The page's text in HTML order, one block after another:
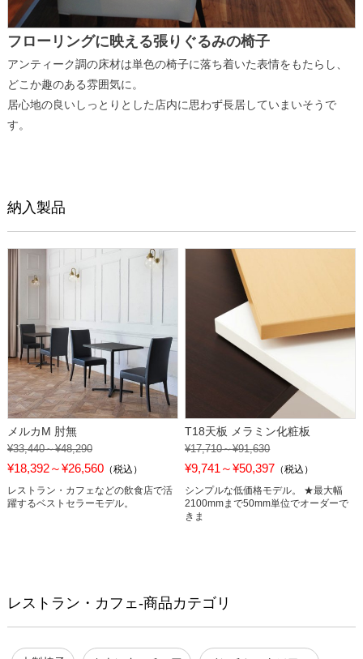
フローリングに映える張りぐるみの椅子
アンティーク調の床材は単色の椅子に落ち着いた表情をもたらし、
どこか趣のある雰囲気に。
居心地の良いしっとりとした店内に思わず長居していまいそうで
す。
納入製品
メルカM 肘無
¥33,440～¥48,290
¥18,392～¥26,560（税込）
レストラン・カフェなどの飲食店で活
躍するベストセラーモデル。
T18天板 メラミン化粧板
¥17,710～¥91,630
¥9,741～¥50,397 （税込）
シンプルな低価格モデル。 ★最大幅
2100mmまで50mm単位でオーダーで
きま
レストラン・カフェ-商品カテゴリ